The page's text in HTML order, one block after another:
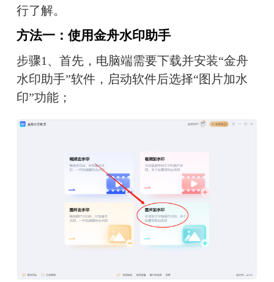
行了解。
方法一：使用金舟水印助手
步骤1、首先，电脑端需要下载并安装“金舟
水印助手”软件，启动软件后选择“图片加水
印”功能；